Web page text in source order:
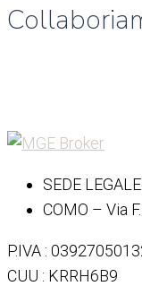
SEDE LEGALE
COMO – Via
P.IVA :
CUU : KRRH6B9